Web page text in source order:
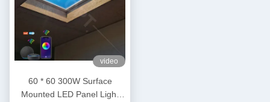
video
60 * 60 300W Surface
Mounted LED Panel Light